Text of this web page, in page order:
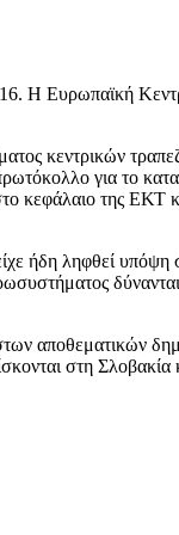
Η Ευρωπαϊκή
κεντρικών
για το
κεφάλαιο της ΕΚΤ
ήδη ληφθεί
αποθεματικών
στη Σλοβακία